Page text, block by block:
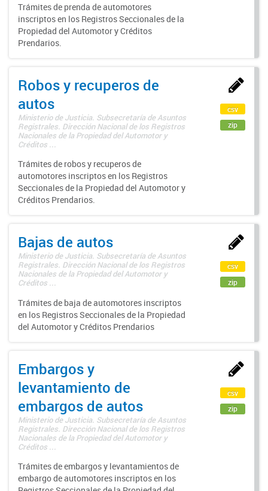
Trámites de prenda de automotores
inscriptos en los Registros Seccionales de la
Propiedad del Automotor y Créditos
Prendarios.
Robos y recuperos de
autos
Ministerio de Justicia. Subsecretaría de Asuntos
Registrales. Dirección Nacional de los Registros
Nacionales de la Propiedad del Automotor y
Créditos ...
Trámites de robos y recuperos de
automotores inscriptos en los Registros
Seccionales de la Propiedad del Automotor y
Créditos Prendarios.
csv
zip
Bajas de autos
Ministerio de Justicia. Subsecretaría de Asuntos
Registrales. Dirección Nacional de los Registros
Nacionales de la Propiedad del Automotor y
Créditos ...
Trámites de baja de automotores inscriptos
en los Registros Seccionales de la Propiedad
del Automotor y Créditos Prendarios
csv
zip
Embargos y
levantamiento de
embargos de autos
Ministerio de Justicia. Subsecretaría de Asuntos
Registrales. Dirección Nacional de los Registros
Nacionales de la Propiedad del Automotor y
Créditos ...
Trámites de embargos y levantamientos de
embargo de automotores inscriptos en los
csv
zip